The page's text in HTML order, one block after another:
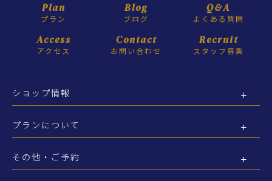
Plan
プラン
Blog
ブログ
Q&A
よくある質問
Access
アクセス
Contact
お問い合わせ
Recruit
スタッフ募集
ショップ情報
プランについて
その他・ご予約